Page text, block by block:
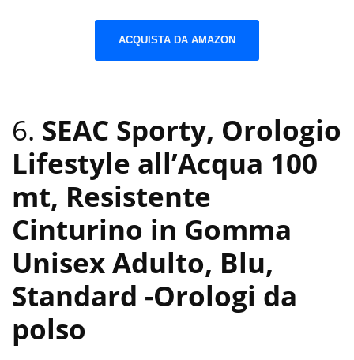
ACQUISTA DA AMAZON
6. SEAC Sporty, Orologio
Lifestyle all’Acqua 100
mt, Resistente
Cinturino in Gomma
Unisex Adulto, Blu,
Standard -Orologi da
polso